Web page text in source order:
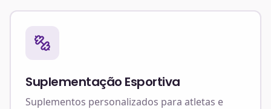
Suplementação Esportiva
Suplementos personalizados para atletas e